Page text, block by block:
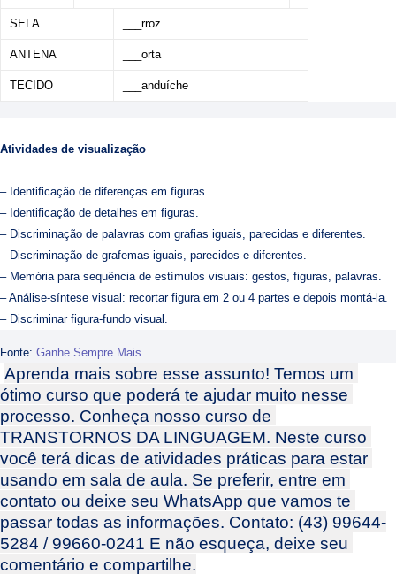
SELA ___rroz
ANTENA ___orta
TECIDO ___anduíche
Atividades de visualização
– Identificação de diferenças em figuras.
– Identificação de detalhes em figuras.
– Discriminação de palavras com grafias iguais, parecidas e diferentes.
– Discriminação de grafemas iguais, parecidos e diferentes.
– Memória para sequência de estímulos visuais: gestos, figuras, palavras.
– Análise-síntese visual: recortar figura em 2 ou 4 partes e depois montá-la.
– Discriminar figura-fundo visual.
Fonte: Ganhe Sempre Mais
Aprenda mais sobre esse assunto! Temos um
ótimo curso que poderá te ajudar muito nesse
processo. Conheça nosso curso de
TRANSTORNOS DA LINGUAGEM. Neste curso
você terá dicas de atividades práticas para estar
usando em sala de aula. Se preferir, entre em
contato ou deixe seu WhatsApp que vamos te
passar todas as informações. Contato: (43) 99644-
5284 / 99660-0241 E não esqueça, deixe seu
comentário e compartilhe.